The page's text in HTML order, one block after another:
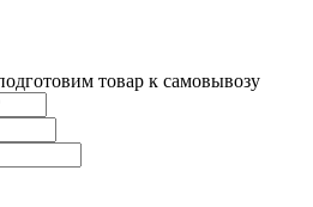
товар к самовывозу